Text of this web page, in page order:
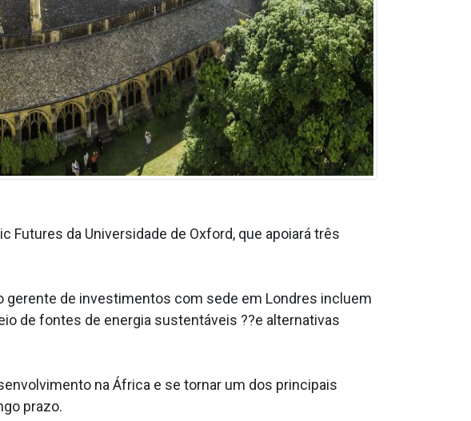
Futures da Universidade de Oxford, que apoiará três
de investimentos com sede em Londres incluem
de fontes de energia sustentáveis ??e alternativas
na África e se tornar um dos principais
prazo.